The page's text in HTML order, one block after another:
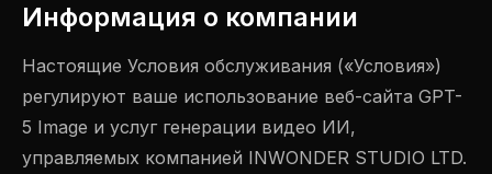
Информация о компании
Настоящие Условия обслуживания («Условия»)
регулируют ваше использование веб-сайта GPT-
5 Image и услуг генерации видео ИИ,
управляемых компанией INWONDER STUDIO LTD.